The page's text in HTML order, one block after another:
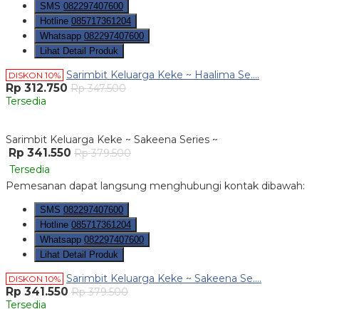
SMS 082297407600
Hotline 085717361204
Whatsapp 082297407600
Lihat Detail Produk
DISKON 10% Sarimbit Keluarga Keke ~ Haalima Se....
Rp 312.750 Rp 347.500
Tersedia
Sarimbit Keluarga Keke ~ Sakeena Series ~
Rp 341.550 Rp 379.500
Tersedia
Pemesanan dapat langsung menghubungi kontak dibawah:
SMS 082297407600
Hotline 085717361204
Whatsapp 082297407600
Lihat Detail Produk
DISKON 10% Sarimbit Keluarga Keke ~ Sakeena Se....
Rp 341.550 Rp 379.500
Tersedia